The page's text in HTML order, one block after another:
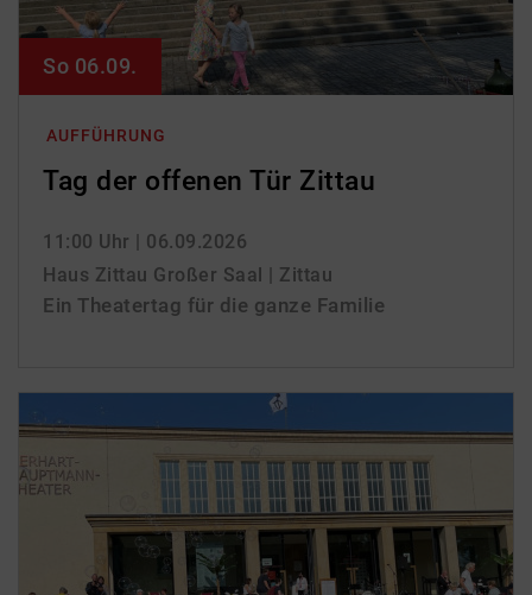
AUFFÜHRUNG
Tag der offenen Tür Zittau
11:00 Uhr | 06.09.2026
Haus Zittau Großer Saal | Zittau
Ein Theatertag für die ganze Familie
So 06.09.